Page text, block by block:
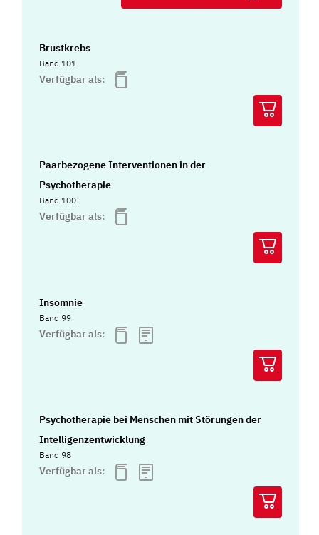
Brustkrebs
Band 101
Verfügbar als:
Paarbezogene Interventionen in der
Psychotherapie
Band 100
Verfügbar als:
Insomnie
Band 99
Verfügbar als:
Psychotherapie bei Menschen mit Störungen der
Intelligenzentwicklung
Band 98
Verfügbar als: